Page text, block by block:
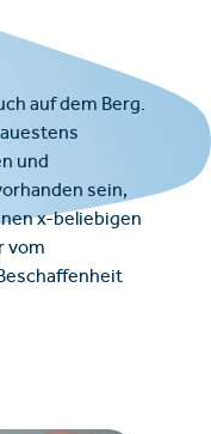
auf dem Berg.
und
sein,
x-beliebigen
vom